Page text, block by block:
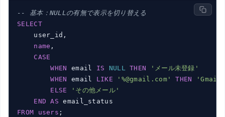
-- 基本：NULLの有無で表示を切り替える
SELECT
    user_id,
name ,
CASE
WHEN
email IS NULL THEN
'メール未登録'
WHEN
email LIKE '%@gmail.com' THEN
ELSE
'その他メール'
END
AS
FROM
users ;